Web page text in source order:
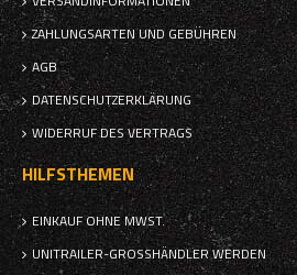
ZAHLUNGSARTEN UND GEBÜHREN
AGB
DATENSCHUTZERKLÄRUNG
WIDERRUF DES VERTRAGS
HILFSTHEMEN
EINKAUF OHNE MWST.
UNITRAILER-GROSSHÄNDLER WERDEN